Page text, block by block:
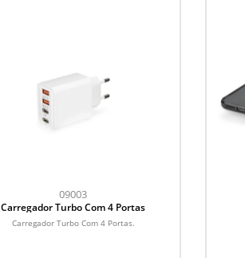
09003
Carregador Turbo Com 4 Portas
Carregador Turbo Com 4 Portas.